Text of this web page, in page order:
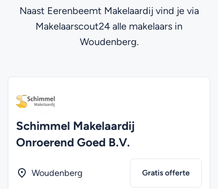
Naast Eerenbeemt Makelaardij vind je via
Makelaarscout24 alle makelaars in
Woudenberg.
Schimmel Makelaardij
Onroerend Goed B.V.
Woudenberg Gratis offerte